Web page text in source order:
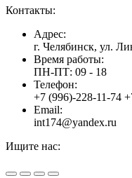
Контакты:
Адрес:
г. Челябинск, ул.
Время работы:
ПН-ПТ: 09 - 18
Телефон:
+7 (996)-228-11-74
Email:
int174@yandex.ru
Ищите нас:
Страница
Страница
Страница
Вверх